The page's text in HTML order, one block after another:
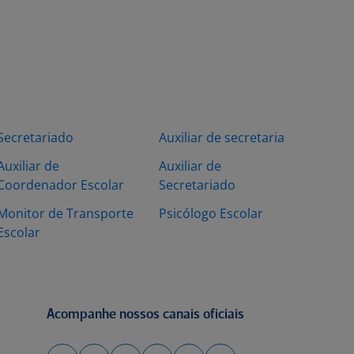
de
Escolar
de Transporte
Auxiliar de secretaria
Auxiliar de
Secretariado
Psicólogo Escolar
Acompanhe nossos canais oficiais